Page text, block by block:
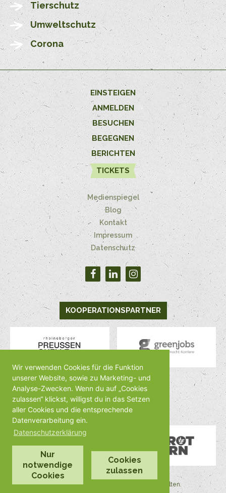
Wir verwenden Cookies für die Funktion
unserer Website, sowie zu Marketing- und
Analyse-Zwecken. Wenn du auf „Cookies
zulassen“ klickst, willigst du in das Setzen
aller Cookies und die entsprechende
Datenverarbeitung ein.
Datenschutzerklärung
Nur
notwendige
Cookies
Cookies
zulassen
Tierschutz
Umweltschutz
Corona
EINSTEIGEN
ANMELDEN
BESUCHEN
BEGEGNEN
BERICHTEN
TICKETS
Medienspiegel
Blog
Kontakt
Impressum
Datenschutz
KOOPERATIONSPARTNER
MEDIENPARTNER
©2026 by Veggienale Alle Rechte vorbehalten.